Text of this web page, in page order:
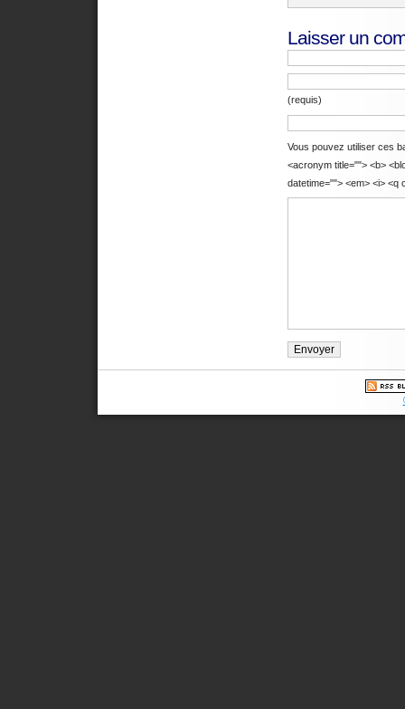
Laisser un
(requis)
Vous pouvez utiliser ces
<acronym title=""> <b>
datetime=""> <em> <i> <q